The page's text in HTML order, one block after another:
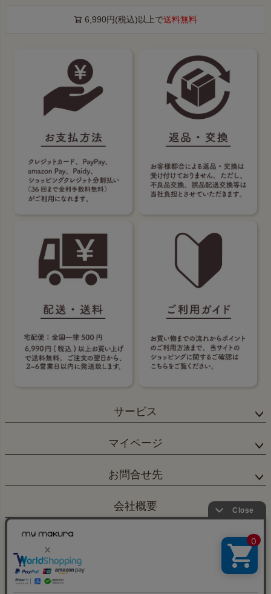
6,990円(税込)以上で送料無料
サービス
マイページ
お問合せ先
会社概要